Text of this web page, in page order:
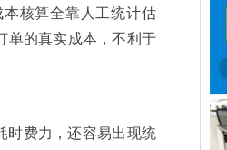
核算全靠人工统计估
单的真实成本，不利于
时费力，还容易出现统